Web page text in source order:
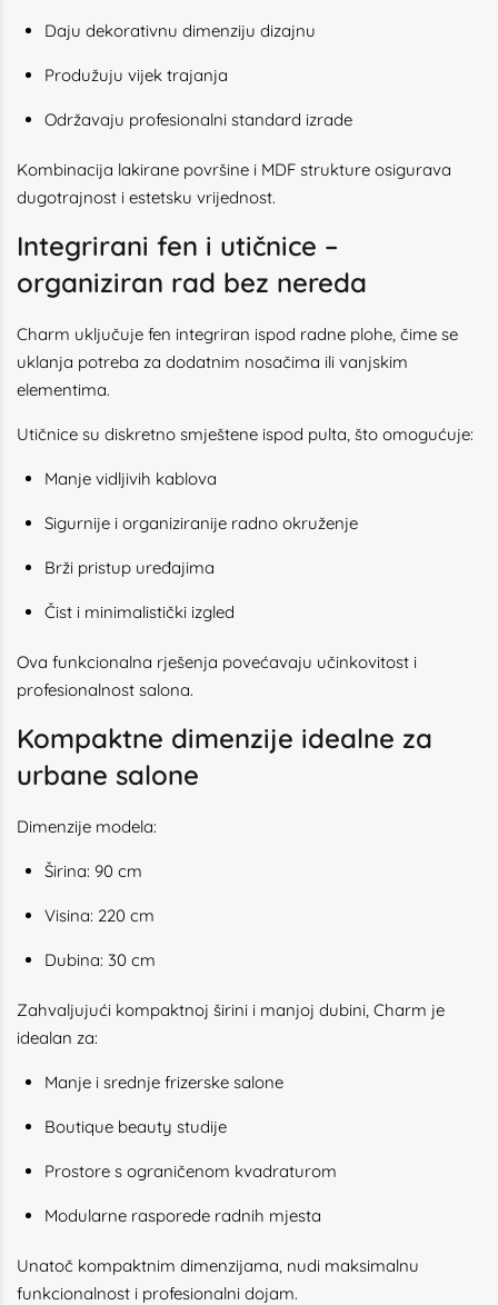
Daju dekorativnu dimenziju dizajnu
Produžuju vijek trajanja
Održavaju profesionalni standard izrade
Kombinacija lakirane površine i MDF strukture osigurava
dugotrajnost i estetsku vrijednost.
Integrirani fen i utičnice –
organiziran rad bez nereda
Charm uključuje fen integriran ispod radne plohe, čime se
uklanja potreba za dodatnim nosačima ili vanjskim
elementima.
Utičnice su diskretno smještene ispod pulta, što omogućuje:
Manje vidljivih kablova
Sigurnije i organiziranije radno okruženje
Brži pristup uređajima
Čist i minimalistički izgled
Ova funkcionalna rješenja povećavaju učinkovitost i
profesionalnost salona.
Kompaktne dimenzije idealne za
urbane salone
Dimenzije modela:
Širina: 90 cm
Visina: 220 cm
Dubina: 30 cm
Zahvaljujući kompaktnoj širini i manjoj dubini, Charm je
idealan za:
Manje i srednje frizerske salone
Boutique beauty studije
Prostore s ograničenom kvadraturom
Modularne rasporede radnih mjesta
Unatoč kompaktnim dimenzijama, nudi maksimalnu
funkcionalnost i profesionalni dojam.